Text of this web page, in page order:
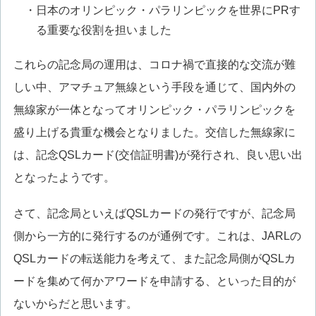
・日本のオリンピック・パラリンピックを世界にPRす
る重要な役割を担いました
これらの記念局の運用は、コロナ禍で直接的な交流が難
しい中、アマチュア無線という手段を通じて、国内外の
無線家が一体となってオリンピック・パラリンピックを
盛り上げる貴重な機会となりました。交信した無線家に
は、記念QSLカード(交信証明書)が発行され、良い思い出
となったようです。
さて、記念局といえばQSLカードの発行ですが、記念局
側から一方的に発行するのが通例です。これは、JARLの
QSLカードの転送能力を考えて、また記念局側がQSLカ
ードを集めて何かアワードを申請する、といった目的が
ないからだと思います。